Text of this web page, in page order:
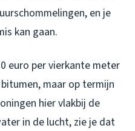
en je
kan gaan.
euro per vierkante meter
maar op termijn
hier vlakbij de
in de lucht, zie je dat